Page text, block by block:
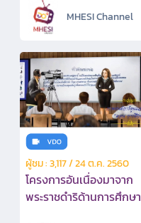
MHESI Channel
ผู้ชม : 3,117 / 24 ต.ค. 2560
โครงการอันเนื่องมาจาก
พระราชดำริด้านการศึกษา